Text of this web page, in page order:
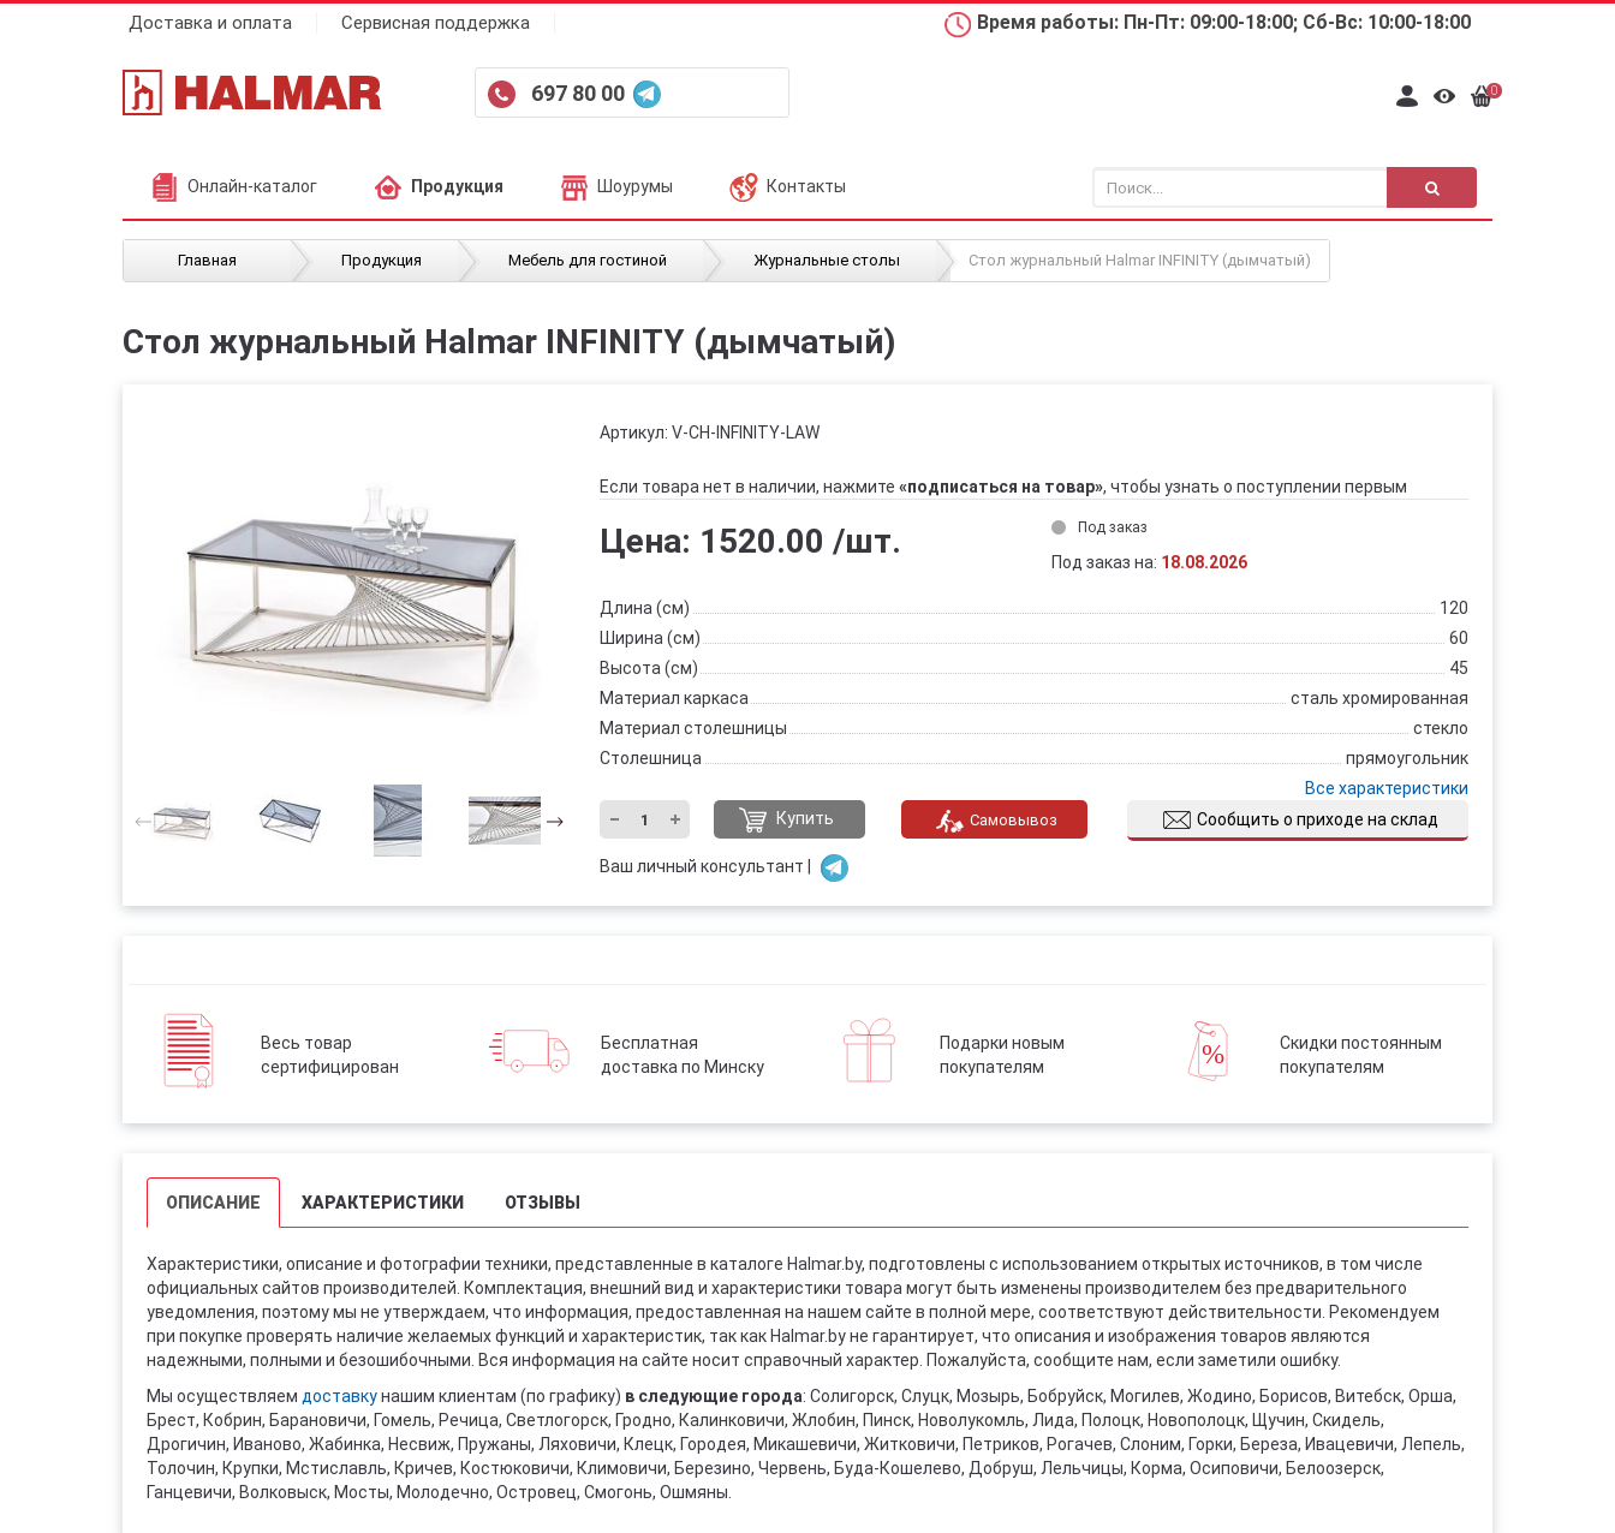
Доставка и оплата Сервисная поддержка Время работы: Пн-Пт: 09:00-18:00; Сб-Вс: 10:00-18:00
697 80 00 0
Онлайн-каталог Продукция Шоурумы Контакты
Главная / Продукция / Мебель для гостиной / Журнальные столы / Стол журнальный Halmar INFINITY (дымчатый)
Стол журнальный Halmar INFINITY (дымчатый)
Артикул: V-CH-INFINITY-LAW
Если товара нет в наличии, нажмите «подписаться на товар», чтобы узнать о поступлении первым
Цена: 1520.00 /шт. Под заказ
Под заказ на: 18.08.2026
Длина (см)
120
Ширина (см)
60
Высота (см)
45
Материал каркаса
сталь хромированная
Материал столешницы
стекло
Столешница
прямоугольник
Все характеристики
Купить
Самовывоз Сообщить о приходе на склад
Ваш личный консультант |
Весь товар
сертифицирован
Бесплатная
доставка по Минску
Подарки новым
покупателям
Скидки постоянным
покупателям
ОПИСАНИЕ ХАРАКТЕРИСТИКИ ОТЗЫВЫ
Характеристики, описание и фотографии техники, представленные в каталоге Halmar.by, подготовлены с использованием открытых источников, в том числе
официальных сайтов производителей. Комплектация, внешний вид и характеристики товара могут быть изменены производителем без предварительного
уведомления, поэтому мы не утверждаем, что информация, предоставленная на нашем сайте в полной мере, соответствуют действительности. Рекомендуем
при покупке проверять наличие желаемых функций и характеристик, так как Halmar.by не гарантирует, что описания и изображения товаров являются
надежными, полными и безошибочными. Вся информация на сайте носит справочный характер. Пожалуйста, сообщите нам, если заметили ошибку.
Мы осуществляем доставкунашим клиентам (по графику) в следующие города: Солигорск, Слуцк, Мозырь, Бобруйск, Могилев, Жодино, Борисов, Витебск, Орша,
Брест, Кобрин, Барановичи, Гомель, Речица, Светлогорск, Гродно, Калинковичи, Жлобин, Пинск, Новолукомль, Лида, Полоцк, Новополоцк, Щучин, Скидель,
Дрогичин, Иваново, Жабинка, Несвиж, Пружаны, Ляховичи, Клецк, Городея, Микашевичи, Житковичи, Петриков, Рогачев, Слоним, Горки, Береза, Ивацевичи, Лепель,
Толочин, Крупки, Мстиславль, Кричев, Костюковичи, Климовичи, Березино, Червень, Буда-Кошелево, Добруш, Лельчицы, Корма, Осиповичи, Белоозерск,
Ганцевичи, Волковыск, Мосты, Молодечно, Островец, Смогонь, Ошмяны.